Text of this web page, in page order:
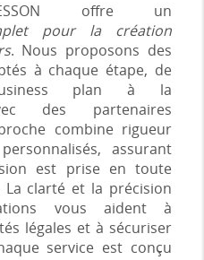
BESSON offre un
pour la création
. Nous proposons des
à chaque étape, de
plan à la
des partenaires
combine rigueur
assurant
est prise en toute
La clarté et la précision
vous aident à
légales et à sécuriser
service est conçu